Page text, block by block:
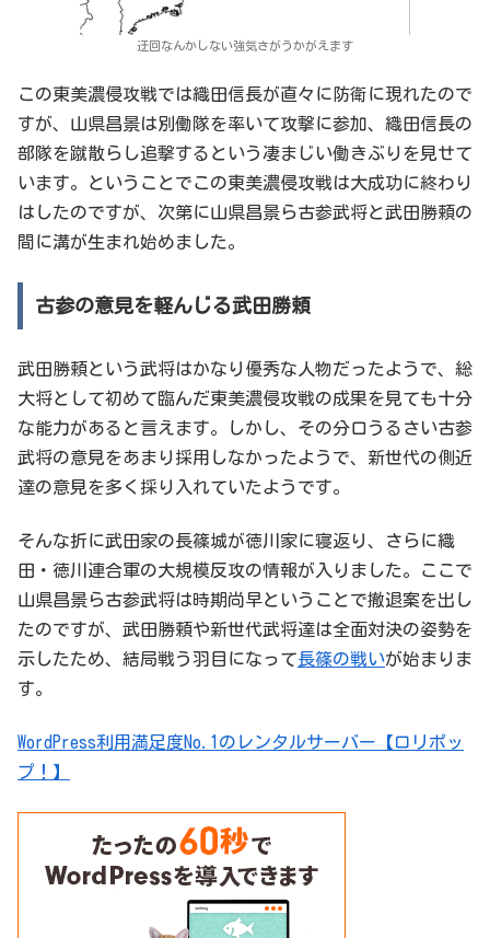
迂回なんかしない強気さがうかがえます
この東美濃侵攻戦では織田信長が直々に防衛に現れたので
すが、山県昌景は別働隊を率いて攻撃に参加、織田信長の
部隊を蹴散らし追撃するという凄まじい働きぶりを見せて
います。ということでこの東美濃侵攻戦は大成功に終わり
はしたのですが、次第に山県昌景ら古参武将と武田勝頼の
間に溝が生まれ始めました。
古参の意見を軽んじる武田勝頼
武田勝頼という武将はかなり優秀な人物だったようで、総
大将として初めて臨んだ東美濃侵攻戦の成果を見ても十分
な能力があると言えます。しかし、その分口うるさい古参
武将の意見をあまり採用しなかったようで、新世代の側近
達の意見を多く採り入れていたようです。
そんな折に武田家の長篠城が徳川家に寝返り、さらに織
田・徳川連合軍の大規模反攻の情報が入りました。ここで
山県昌景ら古参武将は時期尚早ということで撤退案を出し
たのですが、武田勝頼や新世代武将達は全面対決の姿勢を
示したため、結局戦う羽目になって長篠の戦いが始まりま
す。
WordPress利用満足度No.1のレンタルサーバー【ロリポッ
プ！】